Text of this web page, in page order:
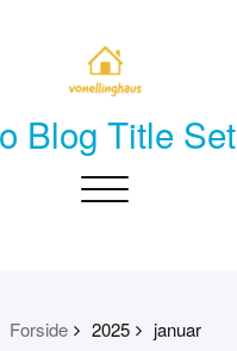
Blog Title Set
Toggle
Forside 2025 januar